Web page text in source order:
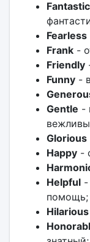
Fantastic
Fearless
Frank-
Friendly
Funny-
Gentle -
Glorious
Happy-
Helpful-
помощь;
Hilarious